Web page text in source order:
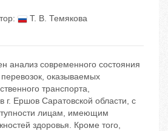
Т. В. Темякова
анализ современного состояния
перевозок, оказываемых
транспорта,
Ершов Саратовской области, с
лицам, имеющим
здоровья. Кроме того,